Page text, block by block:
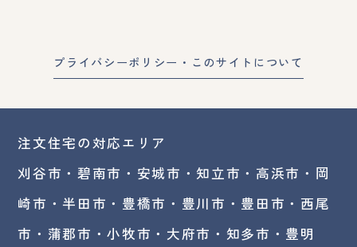
プライバシーポリシー・このサイトについて
注文住宅の対応エリア
刈谷市・碧南市・ 安城市 ・知立市 ・高浜市・ 岡
崎市 ・半田市・豊橋市・豊川市・豊田市・西尾
市・蒲郡市・小牧市・大府市・知多市・豊明